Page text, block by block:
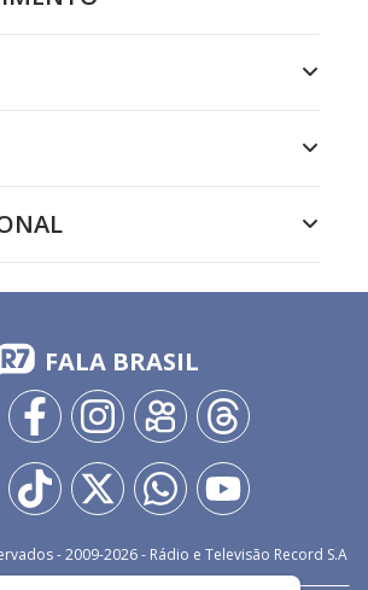
FALA BRASIL
- 2009-2026- Rádio e Televisão Record S.A